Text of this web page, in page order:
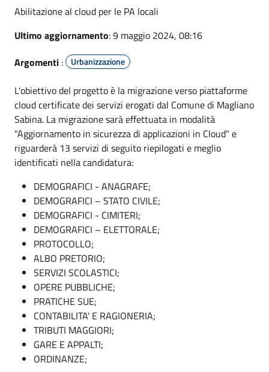
Abilitazione al cloud per le PA locali
Ultimo aggiornamento: 9 maggio 2024, 08:16
Argomenti : Urbanizzazione
L'obiettivo del progetto è la migrazione verso piattaforme
cloud certificate dei servizi erogati dal Comune di Magliano
Sabina. La migrazione sarà effettuata in modalità
"Aggiornamento in sicurezza di applicazioni in Cloud" e
riguarderà 13 servizi di seguito riepilogati e meglio
identificati nella candidatura:
DEMOGRAFICI - ANAGRAFE;
DEMOGRAFICI – STATO CIVILE;
DEMOGRAFICI - CIMITERI;
DEMOGRAFICI – ELETTORALE;
PROTOCOLLO;
ALBO PRETORIO;
SERVIZI SCOLASTICI;
OPERE PUBBLICHE;
PRATICHE SUE;
CONTABILITA' E RAGIONERIA;
TRIBUTI MAGGIORI;
GARE E APPALTI;
ORDINANZE;